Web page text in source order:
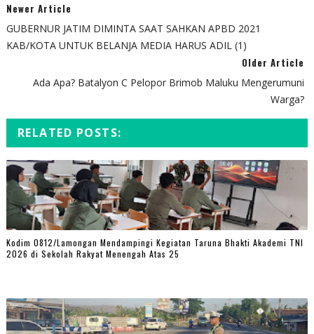
Newer Article
GUBERNUR JATIM DIMINTA SAAT SAHKAN APBD 2021
KAB/KOTA UNTUK BELANJA MEDIA HARUS ADIL (1)
Older Article
Ada Apa? Batalyon C Pelopor Brimob Maluku Mengerumuni
Warga?
RELATED POSTS:
Kodim 0812/Lamongan Mendampingi Kegiatan Taruna Bhakti Akademi TNI
2026 di Sekolah Rakyat Menengah Atas 25